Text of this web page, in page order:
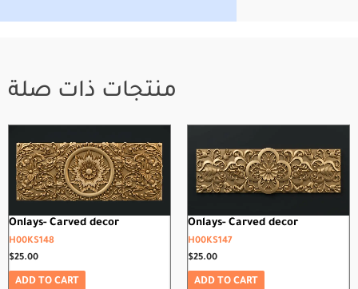
منتجات ذات صلة
Onlays- Carved decor
H00KS148
$25.00
ADD TO CART
Onlays- Carved decor
H00KS147
$25.00
ADD TO CART